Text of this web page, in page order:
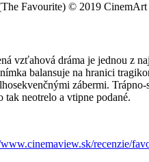
Favourite) © 2019
vzťahová dráma je jednou z
balansuje na hranici
zábermi.
tak neotrelo a vtipne podané.
recenzie/